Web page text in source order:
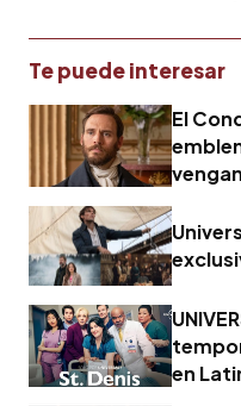
Te puede interesar
El
en